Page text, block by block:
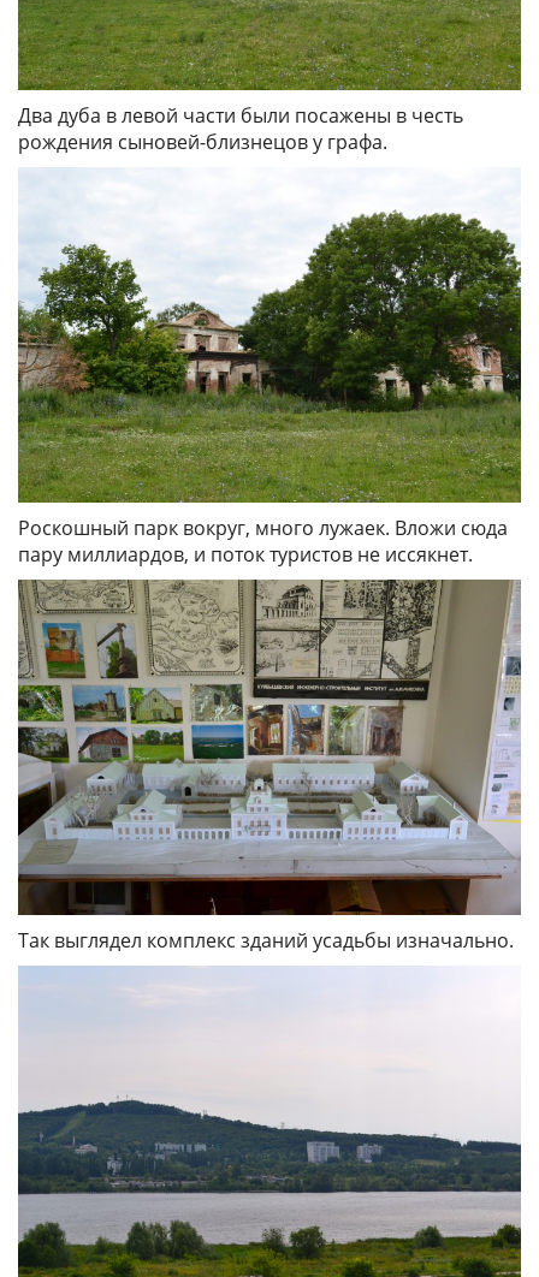
Два дуба в левой части были посажены в честь
рождения сыновей-близнецов у графа.
Роскошный парк вокруг, много лужаек. Вложи сюда
пару миллиардов, и поток туристов не иссякнет.
Так выглядел комплекс зданий усадьбы изначально.